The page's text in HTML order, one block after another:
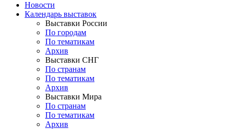
Новости
Календарь выставок
Выставки России
По городам
По тематикам
Архив
Выставки СНГ
По странам
По тематикам
Архив
Выставки Мира
По странам
По тематикам
Архив